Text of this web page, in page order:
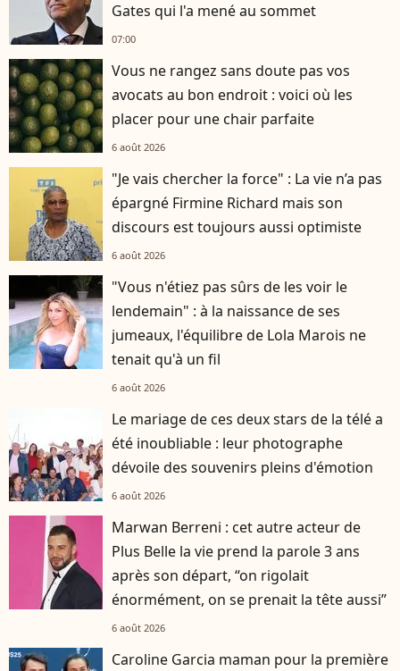
Gates qui l'a mené au sommet
07:00
Vous ne rangez sans doute pas vos
avocats au bon endroit : voici où les
placer pour une chair parfaite
6 août 2026
"Je vais chercher la force" : La vie n’a pas
épargné Firmine Richard mais son
discours est toujours aussi optimiste
6 août 2026
"Vous n'étiez pas sûrs de les voir le
lendemain" : à la naissance de ses
jumeaux, l'équilibre de Lola Marois ne
tenait qu'à un fil
6 août 2026
Le mariage de ces deux stars de la télé a
été inoubliable : leur photographe
dévoile des souvenirs pleins d'émotion
6 août 2026
Marwan Berreni : cet autre acteur de
Plus Belle la vie prend la parole 3 ans
après son départ, “on rigolait
énormément, on se prenait la tête aussi”
6 août 2026
Caroline Garcia maman pour la première